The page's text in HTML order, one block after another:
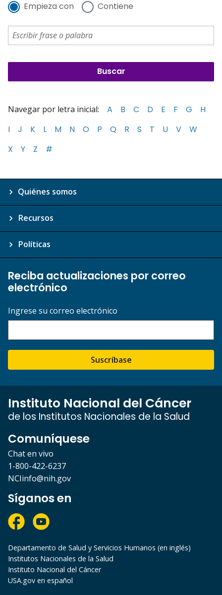
Empieza con Contiene
Navegar por letra inicial: A B C D E F G
H
I
J K L M N O P Q R S T U V
W
X
Y Z #
Quiénes somos
Recursos
Políticas
Reciba actualizaciones por correo
electrónico
Ingrese su correo electrónico
Suscríbase
Instituto Nacional del Cáncer
de los Institutos Nacionales de la Salud
Comuníquese
Chat en vivo
1-800-422-6237
NCIinfo@nih.gov
Síganos en
Departamento de Salud y Servicios Humanos (en inglés)
Institutos Nacionales de la Salud
Instituto Nacional del Cáncer
USA.gov en español